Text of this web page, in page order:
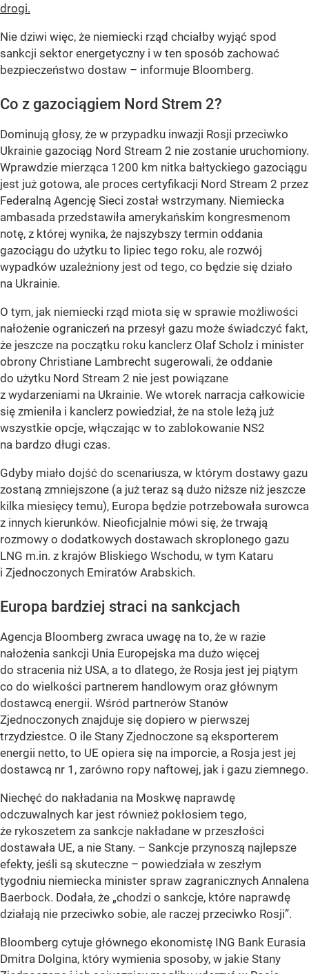
drogi.
Nie dziwi więc, że niemiecki rząd chciałby wyjąć spod
sankcji sektor energetyczny i w ten sposób zachować
bezpieczeństwo dostaw – informuje Bloomberg.
Co z gazociągiem Nord Strem 2?
Dominują głosy, że w przypadku inwazji Rosji przeciwko
Ukrainie gazociąg Nord Stream 2 nie zostanie uruchomiony.
Wprawdzie mierząca 1200 km nitka bałtyckiego gazociągu
jest już gotowa, ale proces certyfikacji Nord Stream 2 przez
Federalną Agencję Sieci został wstrzymany. Niemiecka
ambasada przedstawiła amerykańskim kongresmenom
notę, z której wynika, że najszybszy termin oddania
gazociągu do użytku to lipiec tego roku, ale rozwój
wypadków uzależniony jest od tego, co będzie się działo
na Ukrainie.
O tym, jak niemiecki rząd miota się w sprawie możliwości
nałożenie ograniczeń na przesył gazu może świadczyć fakt,
że jeszcze na początku roku kanclerz Olaf Scholz i minister
obrony Christiane Lambrecht sugerowali, że oddanie
do użytku Nord Stream 2 nie jest powiązane
z wydarzeniami na Ukrainie. We wtorek narracja całkowicie
się zmieniła i kanclerz powiedział, że na stole leżą już
wszystkie opcje, włączając w to zablokowanie NS2
na bardzo długi czas.
Gdyby miało dojść do scenariusza, w którym dostawy gazu
zostaną zmniejszone (a już teraz są dużo niższe niż jeszcze
kilka miesięcy temu), Europa będzie potrzebowała surowca
z innych kierunków. Nieoficjalnie mówi się, że trwają
rozmowy o dodatkowych dostawach skroplonego gazu
LNG m.in. z krajów Bliskiego Wschodu, w tym Kataru
i Zjednoczonych Emiratów Arabskich.
Europa bardziej straci na sankcjach
Agencja Bloomberg zwraca uwagę na to, że w razie
nałożenia sankcji Unia Europejska ma dużo więcej
do stracenia niż USA, a to dlatego, że Rosja jest jej piątym
co do wielkości partnerem handlowym oraz głównym
dostawcą energii. Wśród partnerów Stanów
Zjednoczonych znajduje się dopiero w pierwszej
trzydziestce. O ile Stany Zjednoczone są eksporterem
energii netto, to UE opiera się na imporcie, a Rosja jest jej
dostawcą nr 1, zarówno ropy naftowej, jak i gazu ziemnego.
Niechęć do nakładania na Moskwę naprawdę
odczuwalnych kar jest również pokłosiem tego,
że rykoszetem za sankcje nakładane w przeszłości
dostawała UE, a nie Stany. – Sankcje przynoszą najlepsze
efekty, jeśli są skuteczne – powiedziała w zeszłym
tygodniu niemiecka minister spraw zagranicznych Annalena
Baerbock. Dodała, że „chodzi o sankcje, które naprawdę
działają nie przeciwko sobie, ale raczej przeciwko Rosji”.
Bloomberg cytuje głównego ekonomistę ING Bank Eurasia
Dmitra Dolgina, który wymienia sposoby, w jakie Stany